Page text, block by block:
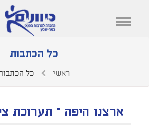
כל הכתבות
ראשי כל
ארצנו היפה – תערוכת